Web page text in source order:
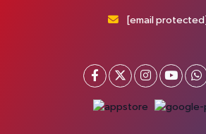
[email protected]